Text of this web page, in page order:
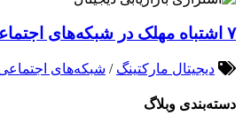
۷ اشتباه مهلک در شبکه‌های اجتماعی
دیجیتال مارکتینگ / شبکه‌های
دسته‌بندی وبلاگ